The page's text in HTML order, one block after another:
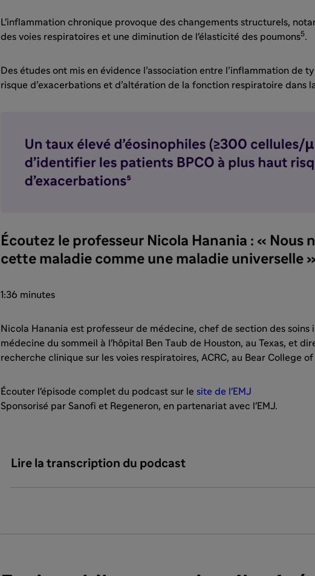
L'inflammation chronique provoque des changements structurels,
des voies respiratoires et une diminution de l'élasticité des poumons5.
Des études ont mis en évidence l’association entre l’inflammation de
risque d’exacerbations et d’altération de la fonction respiratoire dans
Écoutez le professeur Nicola Hanania : « Nous
cette maladie comme une maladie universelle »
1:36 minutes
Nicola Hanania est professeur de médecine, chef de section des soins
médecine du sommeil à l'hôpital Ben Taub de Houston, au Texas, et
recherche clinique sur les voies respiratoires, ACRC, au Bear College
Écouter l'épisode complet du podcast sur le site de l'EMJ
Sponsorisé par Sanofi et Regeneron, en partenariat avec l'EMJ.
Lire la transcription du podcast